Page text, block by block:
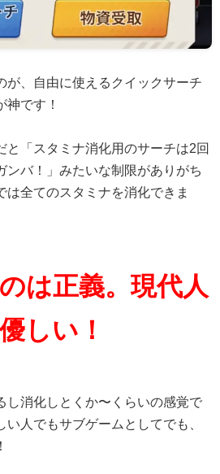
が、自由に使えるクイックサーチ
です！
と「スタミナ消化用のサーチは2回
ンバ！」みたいな制限がありがち
は全てのスタミナを消化できま
は正義。現代人
しい！
し消化しとくか〜くらいの感覚で
人でもサブゲームとしてでも、